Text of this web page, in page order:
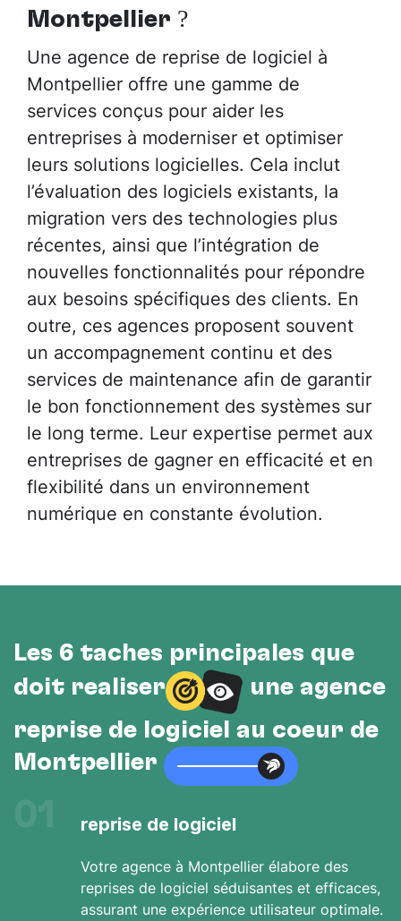
Montpellier ?
Une agence de reprise de logiciel à
Montpellier offre une gamme de
services conçus pour aider les
entreprises à moderniser et optimiser
leurs solutions logicielles. Cela inclut
l’évaluation des logiciels existants, la
migration vers des technologies plus
récentes, ainsi que l’intégration de
nouvelles fonctionnalités pour répondre
aux besoins spécifiques des clients. En
outre, ces agences proposent souvent
un accompagnement continu et des
services de maintenance afin de garantir
le bon fonctionnement des systèmes sur
le long terme. Leur expertise permet aux
entreprises de gagner en efficacité et en
flexibilité dans un environnement
numérique en constante évolution.
Les 6 tâches principales que
doit réaliser
une agence
reprise de logiciel au cœur de
Montpellier
reprise de logiciel
Votre agence à Montpellier élabore des
reprises de logiciel séduisantes et efficaces,
assurant une expérience utilisateur optimale.